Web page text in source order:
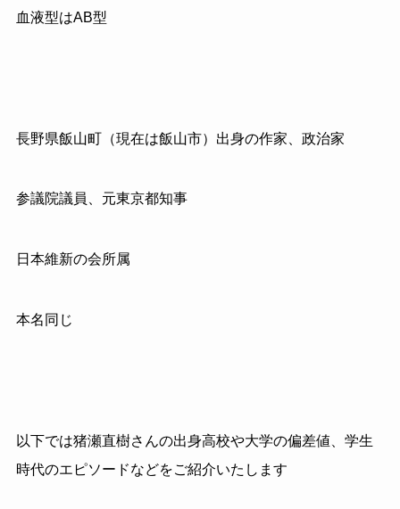
血液型はAB型
長野県飯山町（現在は飯山市）出身の作家、政治家
参議院議員、元東京都知事
日本維新の会所属
本名同じ
以下では猪瀬直樹さんの出身高校や大学の偏差値、学生
時代のエピソードなどをご紹介いたします